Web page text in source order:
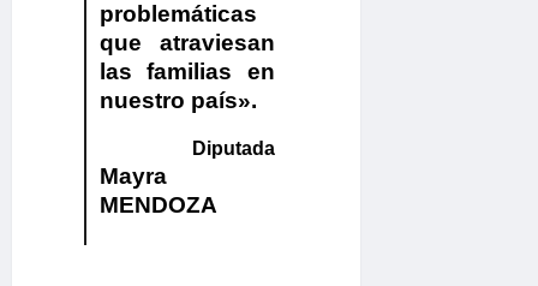
problemáticas
que atraviesan
las familias en
nuestro país».
Diputada
Mayra
MENDOZA